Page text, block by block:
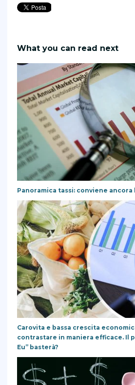
What you can read next
Panoramica tassi: conviene ancora
Carovita e bassa crescita
contrastare in maniera efficace. Il
Eu” basterà?